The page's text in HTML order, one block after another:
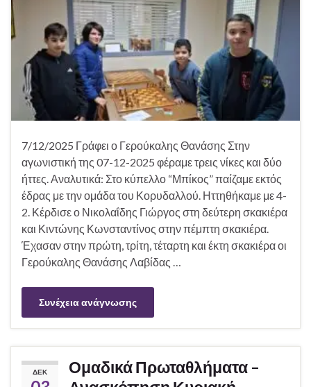
7/12/2025 Γράφει ο Γερούκαλης Θανάσης Στην
αγωνιστική της 07-12-2025 φέραμε τρεις νίκες και δύο
ήττες. Αναλυτικά: Στο κύπελλο “Μπίκος” παίζαμε εκτός
έδρας με την ομάδα του Κορυδαλλού. Ηττηθήκαμε με 4-
2. Κέρδισε ο Νικολαΐδης Γιώργος στη δεύτερη σκακιέρα
και Κιντώνης Κωνσταντίνος στην πέμπτη σκακιέρα.
Έχασαν στην πρώτη, τρίτη, τέταρτη και έκτη σκακιέρα οι
Γερούκαλης Θανάσης Λαβίδας …
Συνέχεια ανάγνωσης
ΔΕΚ
Ομαδικά Πρωταθλήματα –